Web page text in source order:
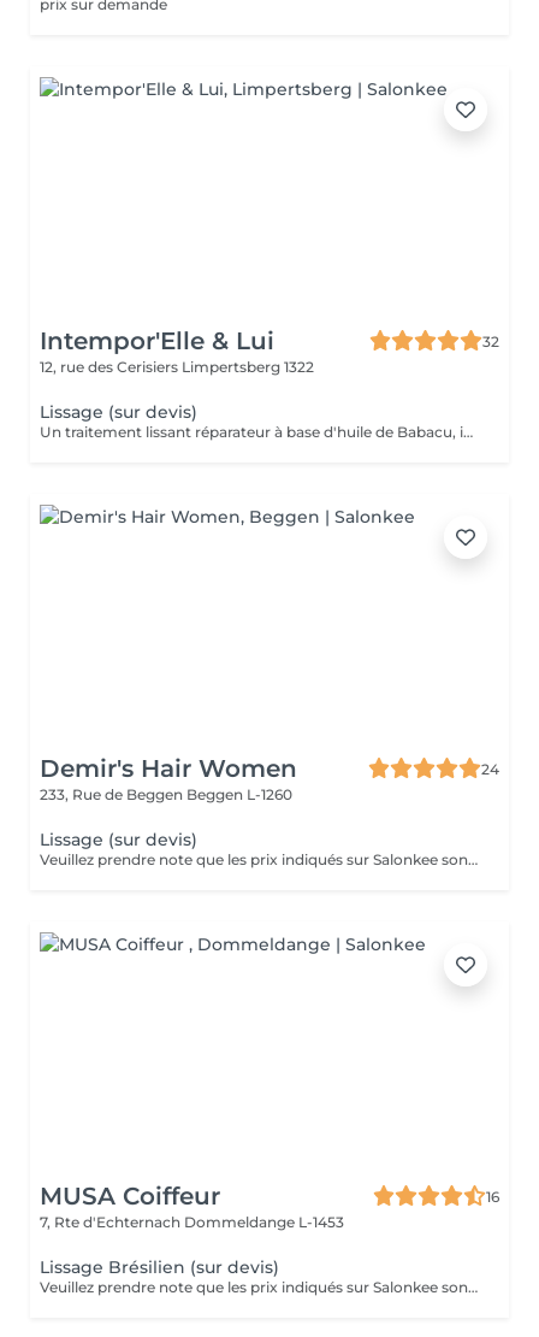
prix sur demande
Intempor'Elle & Lui
32
12, rue des Cerisiers Limpertsberg 1322
Lissage (sur devis)
Un traitement lissant réparateur à base d'huile de Babacu, idéal pour discipliner, hydrater et réparer les cheveux. Il réduit le volume, élimine les frisottis et apporte une brillance intense tout en conservant un effet naturel. Parfait pour les cheveux secs, ondulés, frisés ou sensibilisés, qu'ils soient colorés, décolorés ou naturel. Résultat : des cheveux doux, souples et faciles à coiffer pendant 4 à 6 mois. Pour la prise de rendez-vous, nous vous invitons à nous appeler ou nous envoyer un SMS. Veuillez prendre note que les prix indiqués sur Salonkee sont communiqués à titre informatif et s'entendent de base. Ces derniers sont susceptibles de varier selon le diagnostic réalisé à votre arrivée au salon et l'expertise du professionnel à qui vous confiez votre beauté. Dans tous les cas, un devis précis vous sera proposé et toutes réalisations de prestations seront effectuées avec votre accord. Un grand merci d'avance pour votre compréhension. Au plaisir de vous recevoir très vite.
Demir's Hair Women
24
233, Rue de Beggen Beggen L-1260
Lissage (sur devis)
Veuillez prendre note que les prix indiqués sur Salonkee sont communiqués à titre informatif et s'entendent de base. Ces derniers sont susceptibles de varier selon le diagnostic réalisé à votre arrivée au salon et l'expertise du professionnel à qui vous confiez votre beauté. Dans tous les cas, un devis précis vous sera proposé et toutes réalisations de prestations seront effectuées avec votre accord. Un grand merci d'avance pour votre compréhension. Au plaisir de vous recevoir très vite.
MUSA Coiffeur
16
7, Rte d'Echternach Dommeldange L-1453
Lissage Brésilien (sur devis)
Veuillez prendre note que les prix indiqués sur Salonkee sont communiqués à titre informatif et s'entendent de base. Ces derniers sont susceptibles de varier selon le diagnostic réalisé à votre arrivée au salon et l'expertise du professionnel à qui vous confiez votre beauté. Dans tous les cas, un devis précis vous sera proposé et toutes réalisations de prestations seront effectuées avec votre accord. Un grand merci d'avance pour votre compréhension. Au plaisir de vous recevoir très vite.